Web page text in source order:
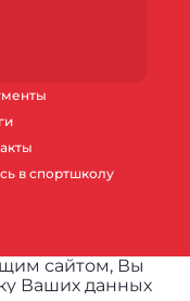
в спортшколу
сайтом, Вы
Ваших данных